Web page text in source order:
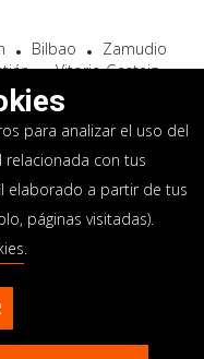
Bilbao
Zamudio
Vitoria-Gasteiz
Bidart
Portal de privacidad
interno información
para analizar el uso del
con tus
elaborado a partir de tus
páginas visitadas).
.